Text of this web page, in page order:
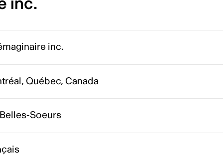
inc.
Québec, Canada
Soeurs